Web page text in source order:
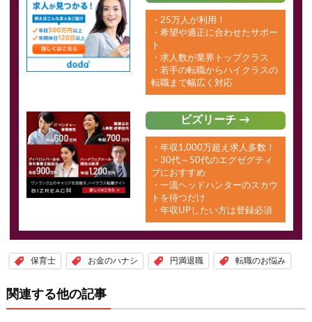
・25万人が利用！
・希望や適正に合わせたサポー
ト
・求人数が業界トップクラス
・若手の転職からハイクラスの
転職まで幅広く対応
ビズリーチ →
・年収1,000万超え求人多数！
・30代～50代のエグゼグティ
ブにおすすめ
・一流ヘッドハンターのスカウ
トを待つだけ
・年収UPしたい方は登録必須
保育士 お金のハナシ 円満退職 転職のお悩み
関連する他の記事